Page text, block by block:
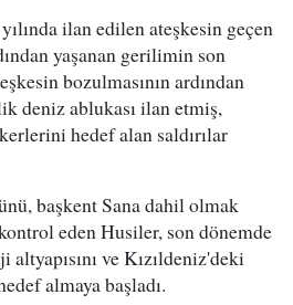
ilan edilen ateşkesin geçen
yaşanan gerilimin son
bozulmasının ardından
deniz ablukası ilan etmiş,
hedef alan saldırılar
başkent Sana dahil olmak
eden Husiler, son dönemde
ve Kızıldeniz'deki
almaya başladı.